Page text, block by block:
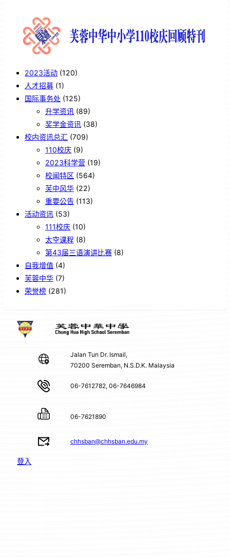
2023活动 (120)
人才招募 (1)
国际事务处 (125)
升学资讯 (89)
奖学金资讯 (38)
校内资讯总汇 (709)
110校庆 (9)
2023科学营 (19)
校闻特区 (564)
芙中风华 (22)
重要公告 (113)
活动资讯 (53)
111校庆 (10)
太空课程 (8)
第43届三语演讲比赛 (8)
自我增值 (4)
芙蓉中华 (7)
荣誉榜 (281)
Jalan Tun Dr. Ismail,
70200 Seremban, N.S.D.K. Malaysia
06-7612782, 06-7646984
06-7621890
chhsban@chhsban.edu.my
登入